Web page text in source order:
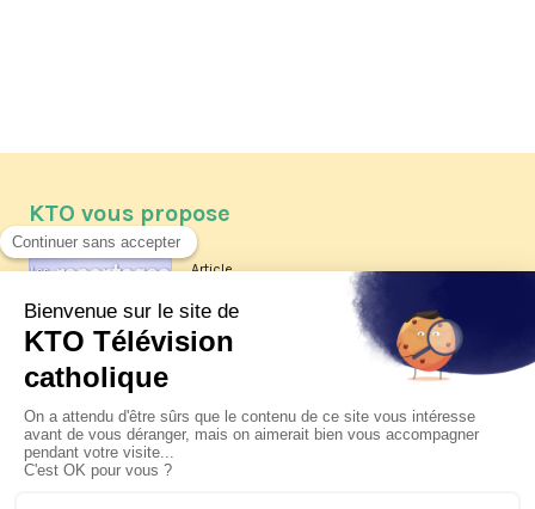
KTO vous propose
Article
Les reportages d'été 2026 de KTO
La visite pastorale du pape Léon
XIV à Assise à suivre sur KTO le
jeudi 6 août